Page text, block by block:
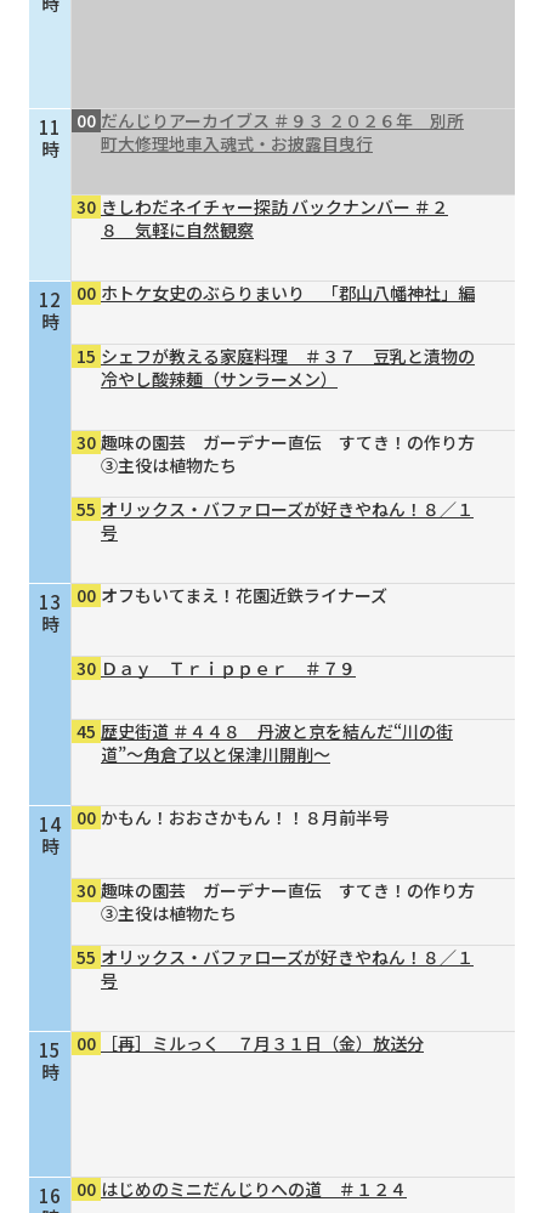
11
時
12
時
13
時
14
時
15
時
16
00 だんじりアーカイブス ＃９３ ２０２６年 別所
町大修理地車入魂式・お披露目曳行
30 きしわだネイチャー探訪 バックナンバー ＃２
８ 気軽に自然観察
00 ホトケ女史のぶらりまいり 「郡山八幡神社」編
15 シェフが教える家庭料理 ＃３７ 豆乳と漬物の
冷やし酸辣麺（サンラーメン）
30 趣味の園芸 ガーデナー直伝 すてき！の作り方
③主役は植物たち
55 オリックス・バファローズが好きやねん！８／１
号
00 オフもいてまえ！花園近鉄ライナーズ
30 Ｄａｙ Ｔｒｉｐｐｅｒ ＃７９
45 歴史街道 ＃４４８ 丹波と京を結んだ“川の街
道”～角倉了以と保津川開削～
00 かもん！おおさかもん！！８月前半号
30 趣味の園芸 ガーデナー直伝 すてき！の作り方
③主役は植物たち
55 オリックス・バファローズが好きやねん！８／１
号
00 ［再］ミルっく ７月３１日（金）放送分
00 はじめのミニだんじりへの道 ＃１２４